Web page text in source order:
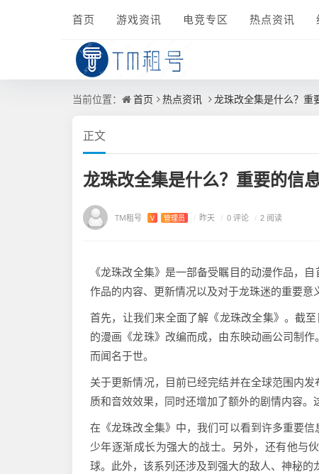
首页 游戏资讯 电竞专区 热点资讯
当前位置： 首页 热点资讯 龙珠改全集是什么？重
正文
龙珠改全集是什么？重要的信
TM租号 V 管理员 / 昨天 / 0 评论 / 2 阅读
《龙珠改全集》是一部备受瞩目的动漫作品，
作品的内容、更新情况以及对于龙珠迷的重要意
首先，让我们来全面了解《龙珠改全集》。截
的漫画《龙珠》改编而成，由东映动画公司制
而闻名于世。
关于更新情况，目前已经完结并在全球范围内
质和音效效果，同时还增加了额外的剧情内容。
在《龙珠改全集》中，我们可以看到许多重要
少年逐渐成长为强大的战士。另外，还有他与
球。此外，该系列还涉及到强大的敌人、神秘的